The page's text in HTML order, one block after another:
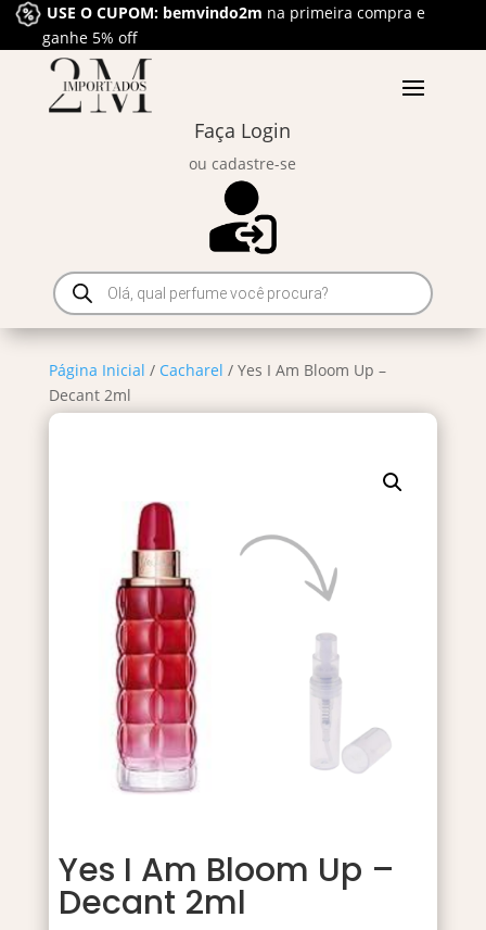
USE O CUPOM: bemvindo2m na primeira compra e
ganhe 5% off
Faça Login
ou cadastre-se
Pesquisar
produtos
Página Inicial / Cacharel / Yes I Am Bloom Up –
Decant 2ml
Yes I Am Bloom Up –
Decant 2ml